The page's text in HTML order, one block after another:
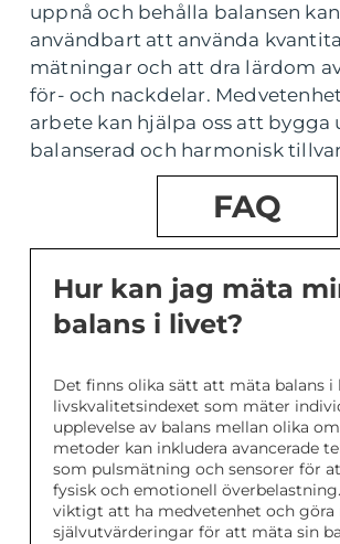
uppnå och behålla balansen
användbart att använda
mätningar och att dra lärdom
för- och nackdelar.
arbete kan hjälpa oss att bygga
balanserad och harmonisk
FAQ
Hur kan jag mäta
balans i livet?
Det finns olika sätt att mäta balans i
livskvalitetsindexet som mäter
upplevelse av balans mellan olika
metoder kan inkludera avancerade
som pulsmätning och sensorer för
fysisk och emotionell
viktigt att ha medvetenhet och göra
självutvärderingar för att mäta sin